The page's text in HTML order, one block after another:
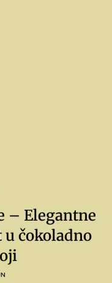
– Elegantne
čokoladno